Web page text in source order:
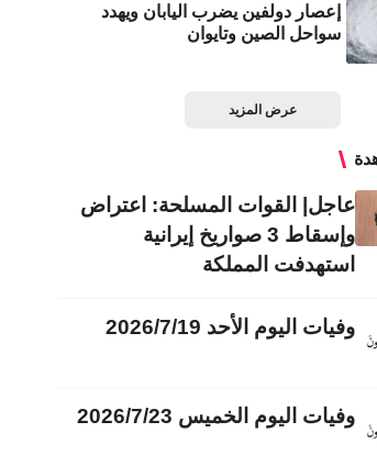
إعصار دولفين يضرب اليابان ويهدد
سواحل الصين وتايوان
عرض المزيد
عاجل| القوات المسلحة: اعتراض
وإسقاط 3 صواريخ إيرانية
استهدفت المملكة
وفيات اليوم الأحد 2026/7/19
وفيات اليوم الخميس 2026/7/23